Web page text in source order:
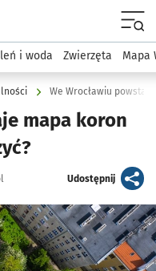
Środowisko we
i woda Zwierzęta Mapa
We Wrocławiu
mapa koron
Udostępnijartykuł